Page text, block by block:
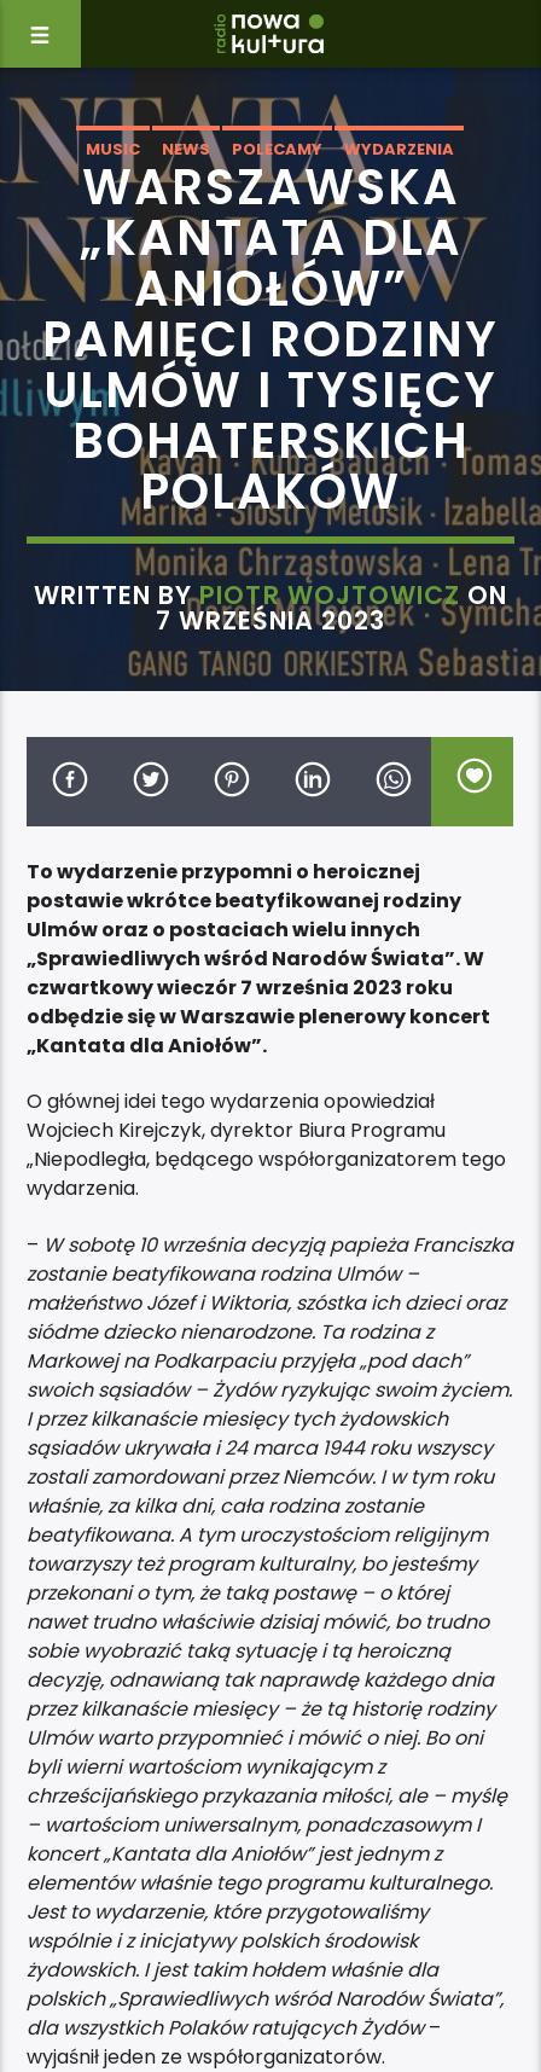
MUSIC NEWS POLECAMY WYDARZENIA
WARSZAWSKA
„KANTATA DLA
ANIOŁÓW”
PAMIĘCI RODZINY
ULMÓW I TYSIĘCY
BOHATERSKICH
POLAKÓW
WRITTEN BYPIOTR WOJTOWICZ ON
7 WRZEŚNIA 2023
To wydarzenie przypomni o heroicznej
postawie wkrótce beatyfikowanej rodziny
Ulmów oraz o postaciach wielu innych
„Sprawiedliwych wśród Narodów Świata”. W
czwartkowy wieczór 7 września 2023 roku
odbędzie się w Warszawie plenerowy koncert
„Kantata dla Aniołów”.
O głównej idei tego wydarzenia opowiedział
Wojciech Kirejczyk, dyrektor Biura Programu
„Niepodległa, będącego współorganizatorem tego
wydarzenia.
– W sobotę 10 września decyzją papieża Franciszka
zostanie beatyfikowana rodzina Ulmów –
małżeństwo Józef i Wiktoria, szóstka ich dzieci oraz
siódme dziecko nienarodzone. Ta rodzina z
Markowej na Podkarpaciu przyjęła „pod dach”
swoich sąsiadów – Żydów ryzykując swoim życiem.
I przez kilkanaście miesięcy tych żydowskich
sąsiadów ukrywała i 24 marca 1944 roku wszyscy
zostali zamordowani przez Niemców. I w tym roku
właśnie, za kilka dni, cała rodzina zostanie
beatyfikowana. A tym uroczystościom religijnym
towarzyszy też program kulturalny, bo jesteśmy
przekonani o tym, że taką postawę – o której
nawet trudno właściwie dzisiaj mówić, bo trudno
sobie wyobrazić taką sytuację i tą heroiczną
decyzję, odnawianą tak naprawdę każdego dnia
przez kilkanaście miesięcy – że tą historię rodziny
Ulmów warto przypomnieć i mówić o niej. Bo oni
byli wierni wartościom wynikającym z
chrześcijańskiego przykazania miłości, ale – myślę
– wartościom uniwersalnym, ponadczasowym I
koncert „Kantata dla Aniołów” jest jednym z
elementów właśnie tego programu kulturalnego.
Jest to wydarzenie, które przygotowaliśmy
wspólnie i z inicjatywy polskich środowisk
żydowskich. I jest takim hołdem właśnie dla
polskich „Sprawiedliwych wśród Narodów Świata”,
dla wszystkich Polaków ratujących Żydów–
wyjaśnił jeden ze współorganizatorów.